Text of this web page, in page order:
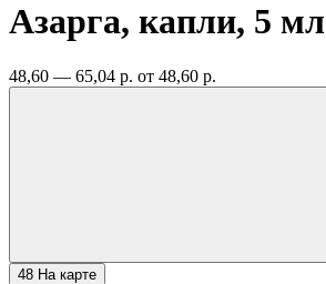
Азарга, капли, 5 мл
48,60 — 65,04 р. от 48,60 р.
48 На карте